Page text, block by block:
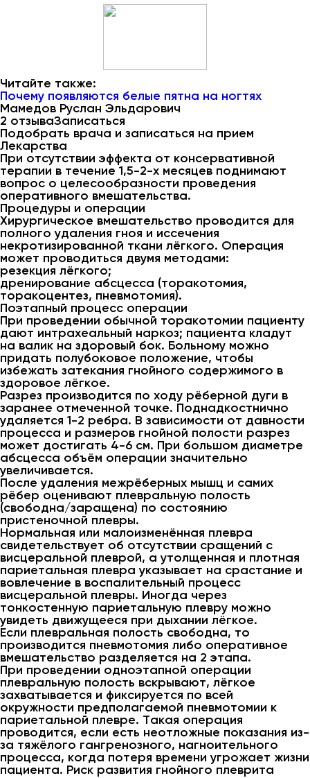
Читайте также:
Почему появляются белые пятна на ногтях
Мамедов Руслан Эльдарович
2 отзываЗаписаться
Подобрать врача и записаться на прием
Лекарства
При отсутствии эффекта от консервативной
терапии в течение 1,5-2-х месяцев поднимают
вопрос о целесообразности проведения
оперативного вмешательства.
Процедуры и операции
Хирургическое вмешательство проводится для
полного удаления гноя и иссечения
некротизированной ткани лёгкого. Операция
может проводиться двумя методами:
резекция лёгкого;
дренирование абсцесса (торакотомия,
торакоцентез, пневмотомия).
Поэтапный процесс операции
При проведении обычной торакотомии пациенту
дают интрахеальный наркоз; пациента кладут
на валик на здоровый бок. Больному можно
придать полубоковое положение, чтобы
избежать затекания гнойного содержимого в
здоровое лёгкое.
Разрез производится по ходу рёберной дуги в
заранее отмеченной точке. Поднадкостнично
удаляется 1-2 ребра. В зависимости от давности
процесса и размеров гнойной полости разрез
может достигать 4-6 см. При большом диаметре
абсцесса объём операции значительно
увеличивается.
После удаления межрёберных мышц и самих
рёбер оценивают плевральную полость
(свободна/заращена) по состоянию
пристеночной плевры.
Нормальная или малоизменённая плевра
свидетельствует об отсутствии сращений с
висцеральной плеврой, а утолщенная и плотная
париетальная плевра указывает на срастание и
вовлечение в воспалительный процесс
висцеральной плевры. Иногда через
тонкостенную париетальную плевру можно
увидеть движущееся при дыхании лёгкое.
Если плевральная полость свободна, то
производится пневмотомия либо оперативное
вмешательство разделяется на 2 этапа.
При проведении одноэтапной операции
плевральную полость вскрывают, лёгкое
захватывается и фиксируется по всей
окружности предполагаемой пневмотомии к
париетальной плевре. Такая операция
проводится, если есть неотложные показания из-
за тяжёлого гангренозного, нагноительного
процесса, когда потеря времени угрожает жизни
пациента. Риск развития гнойного плеврита